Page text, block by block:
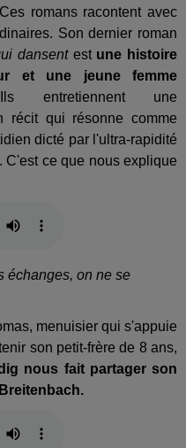
romans racontent avec
Son dernier roman
dansentest une histoire
et une jeune femme
entretiennent une
récit qui résonne comme
dicté par l'ultra-rapidité
ce que nous explique
échanges, on ne se
menuisier qui s'appuie
son petit-frère de 8 ans,
nous fait partager son